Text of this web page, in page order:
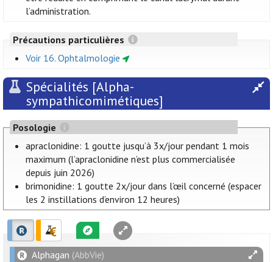
l’administration.
Précautions particulières
Voir 16. Ophtalmologie
Spécialités [Alpha-
sympathicomimétiques]
Posologie
apraclonidine: 1 goutte jusqu’à 3x/jour pendant 1 mois
maximum (l’apraclonidine n’est plus commercialisée
depuis juin 2026)
brimonidine: 1 goutte 2x/jour dans l’œil concerné (espacer
les 2 instillations d’environ 12 heures)
Alphagan (AbbVie)